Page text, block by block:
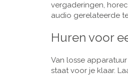
vergaderingen,
audio gerelateerde
Huren voor
Van losse
staat voor je klaar.